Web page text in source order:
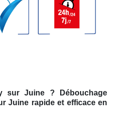
sur Juine ? Débouchage
Juine rapide et efficace en